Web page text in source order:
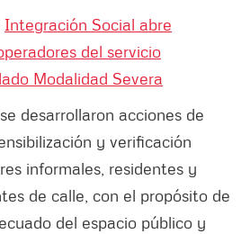
Integración Social abre
del servicio
Modalidad Severa
desarrollaron acciones de
y verificación
informales, residentes y
de calle, con el propósito de
del espacio público y